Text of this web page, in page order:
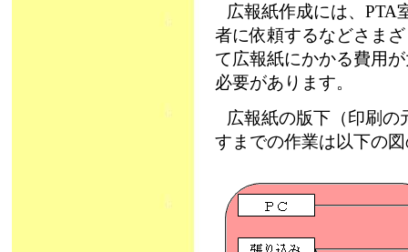
広報紙作成には、PTA
者に依頼するなどさま
て広報紙にかかる費用
必要があります。
広報紙の版下（印刷
すまでの作業は以下の